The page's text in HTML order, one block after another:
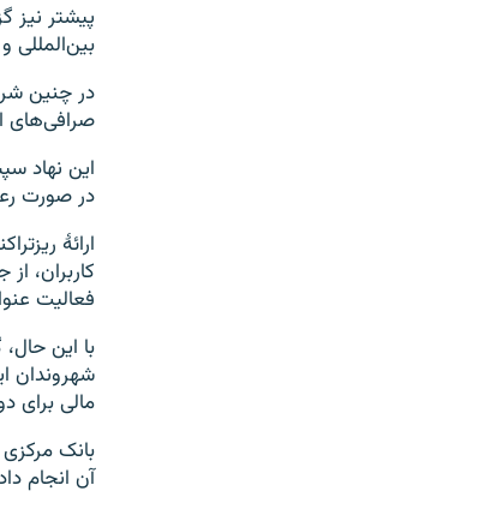
پیشتر نیز
بین‌المللی
صرافی‌های
این نهاد
در صورت
ارائهٔ
کاربران،
فعالیت
با این
شهروندان
مالی برای
بانک
آن انجام